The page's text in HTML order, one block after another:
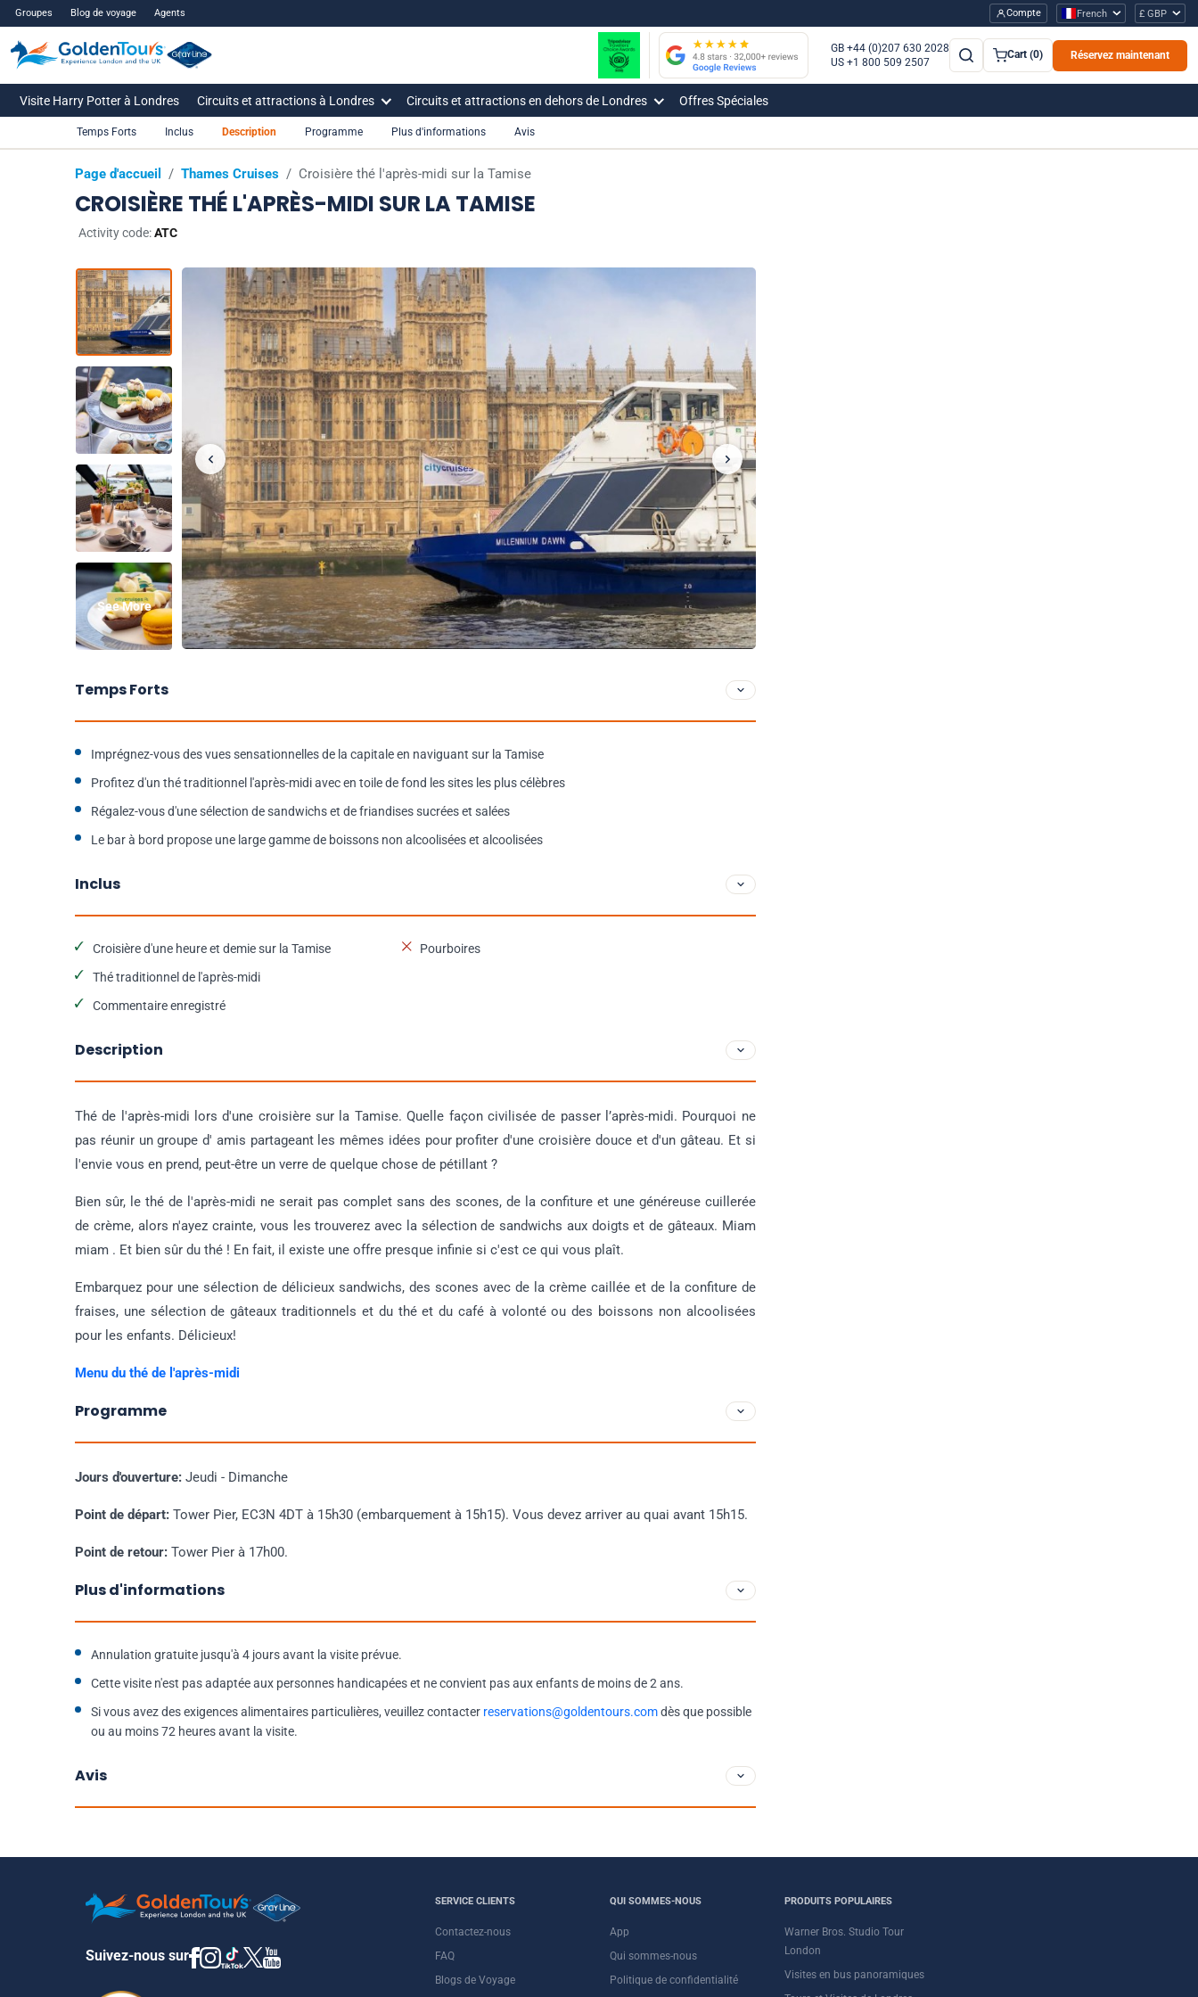
Groupes Blog de voyage Agents Compte French £ GBP
GB +44 (0)207 630 2028
US +1 800 509 2507
Cart (0) Réservez maintenant
Visite Harry Potter à Londres Circuits et attractions à Londres Circuits et attractions en dehors de Londres Offres Spéciales
Page d'accueil / Thames Cruises / Croisière thé l'après-midi sur la Tamise
CROISIÈRE THÉ L'APRÈS-MIDI SUR LA TAMISE
Activity code:ATC
See More
Temps Forts Inclus Description Programme Plus d'informations Avis
Temps Forts
Imprégnez-vous des vues sensationnelles de la capitale en naviguant sur la Tamise
Profitez d'un thé traditionnel l'après-midi avec en toile de fond les sites les plus célèbres
Régalez-vous d'une sélection de sandwichs et de friandises sucrées et salées
Le bar à bord propose une large gamme de boissons non alcoolisées et alcoolisées
Inclus
Croisière d'une heure et demie sur la Tamise
Thé traditionnel de l'après-midi
Commentaire enregistré
Pourboires
Description
Thé de l'après-midi lors d'une croisière sur la Tamise. Quelle façon civilisée de passer l’après-midi. Pourquoi ne
pas réunir un groupe d' amis partageant les mêmes idées pour profiter d'une croisière douce et d'un gâteau. Et si
l'envie vous en prend, peut-être un verre de quelque chose de pétillant ?
Bien sûr, le thé de l'après-midi ne serait pas complet sans des scones, de la confiture et une généreuse cuillerée
de crème, alors n'ayez crainte, vous les trouverez avec la sélection de sandwichs aux doigts et de gâteaux. Miam
miam . Et bien sûr du thé ! En fait, il existe une offre presque infinie si c'est ce qui vous plaît.
Embarquez pour une sélection de délicieux sandwichs, des scones avec de la crème caillée et de la confiture de
fraises, une sélection de gâteaux traditionnels et du thé et du café à volonté ou des boissons non alcoolisées
pour les enfants. Délicieux!
Menu du thé de l'après-midi
Programme
Jours d'ouverture: Jeudi - Dimanche
Point de départ: Tower Pier, EC3N 4DT à 15h30 (embarquement à 15h15). Vous devez arriver au quai avant 15h15.
Point de retour: Tower Pier à 17h00.
Plus d'informations
Annulation gratuite jusqu'à 4 jours avant la visite prévue.
Cette visite n'est pas adaptée aux personnes handicapées et ne convient pas aux enfants de moins de 2 ans.
Si vous avez des exigences alimentaires particulières, veuillez contacter reservations@goldentours.comdès que possible
ou au moins 72 heures avant la visite.
Avis
Suivez-nous sur
SERVICE CLIENTS
Contactez-nous
FAQ
Blogs de Voyage
QUI SOMMES-NOUS
App
Qui sommes-nous
Politique de confidentialité
PRODUITS POPULAIRES
Warner Bros. Studio Tour
London
Visites en bus panoramiques